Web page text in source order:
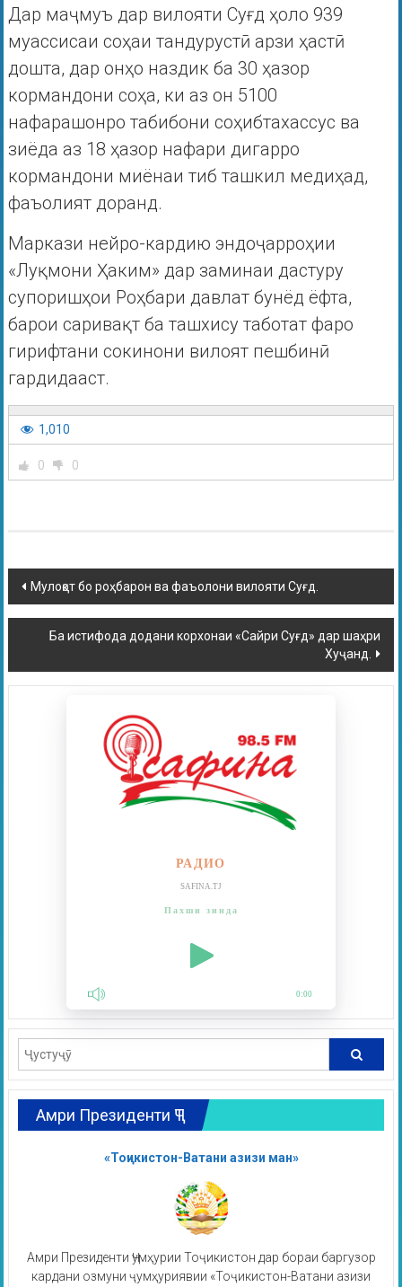
Дар маҷмуъ дар вилояти Суғд ҳоло 939
муассисаи соҳаи тандурустӣ арзи ҳастӣ
дошта, дар онҳо наздик ба 30 ҳазор
кормандони соҳа, ки аз он 5100
нафарашонро табибони соҳибтахассус ва
зиёда аз 18 ҳазор нафари дигарро
кормандони миёнаи тиб ташкил медиҳад,
фаъолият доранд.
Маркази нейро-кардию эндоҷарроҳии
«Луқмони Ҳаким» дар заминаи дастуру
супоришҳои Роҳбари давлат бунёд ёфта,
барои саривақт ба ташхису таботат фаро
гирифтани сокинони вилоят пешбинӣ
гардидааст.
1,010
0 0
Мулоқот бо роҳбарон ва фаъолони вилояти Суғд.
Ба истифода додани корхонаи «Сайри Суғд» дар шаҳри
Хуҷанд.
РАДИО
SAFINA.TJ
Пахши зинда
0:00
Амри Президенти ҶТ
«Тоҷикистон-Ватани азизи ман»
Амри Президенти Ҷумҳурии Тоҷикистон дар бораи баргузор
кардани озмуни ҷумҳуриявии «Тоҷикистон-Ватани азизи